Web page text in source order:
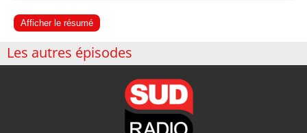
Afficher le résumé
Les autres épisodes